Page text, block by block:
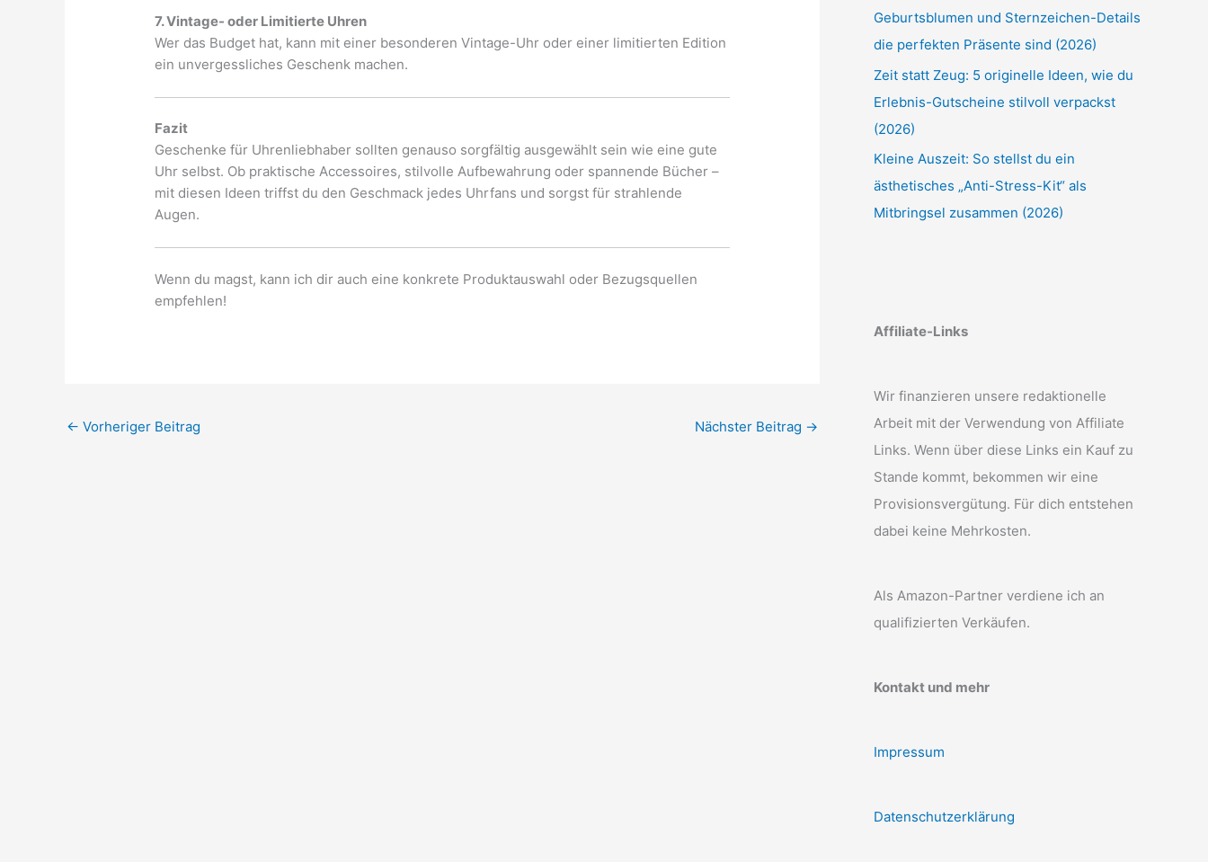
7. Vintage- oder Limitierte Uhren
Wer das Budget hat, kann mit einer besonderen Vintage-Uhr oder einer limitierten Edition
ein unvergessliches Geschenk machen.
Fazit
Geschenke für Uhrenliebhaber sollten genauso sorgfältig ausgewählt sein wie eine gute
Uhr selbst. Ob praktische Accessoires, stilvolle Aufbewahrung oder spannende Bücher –
mit diesen Ideen triffst du den Geschmack jedes Uhrfans und sorgst für strahlende
Augen.
Wenn du magst, kann ich dir auch eine konkrete Produktauswahl oder Bezugsquellen
empfehlen!
← Vorheriger Beitrag Nächster Beitrag →
Geburtsblumen und Sternzeichen-Details
die perfekten Präsente sind (2026)
Zeit statt Zeug: 5 originelle Ideen, wie du
Erlebnis-Gutscheine stilvoll verpackst
(2026)
Kleine Auszeit: So stellst du ein
ästhetisches „Anti-Stress-Kit“ als
Mitbringsel zusammen (2026)
Affiliate-Links
Wir finanzieren unsere redaktionelle
Arbeit mit der Verwendung von Affiliate
Links. Wenn über diese Links ein Kauf zu
Stande kommt, bekommen wir eine
Provisionsvergütung. Für dich entstehen
dabei keine Mehrkosten.
Als Amazon-Partner verdiene ich an
qualifizierten Verkäufen.
Kontakt und mehr
Impressum
Datenschutzerklärung